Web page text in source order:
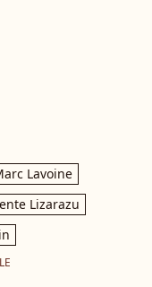
Lavoine
Lizarazu